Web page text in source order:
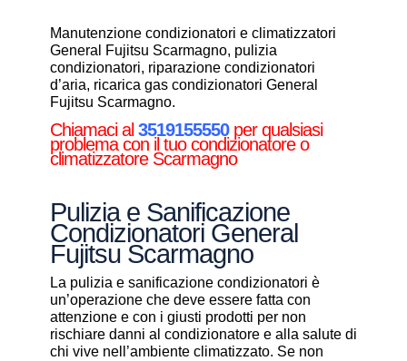
Manutenzione condizionatori e climatizzatori
General Fujitsu Scarmagno, pulizia
condizionatori, riparazione condizionatori
d’aria, ricarica gas condizionatori General
Fujitsu Scarmagno.
Chiamaci al 3519155550per qualsiasi
problema con il tuo condizionatore o
climatizzatore Scarmagno
Pulizia e Sanificazione
Condizionatori General
Fujitsu Scarmagno
La pulizia e sanificazione condizionatori è
un’operazione che deve essere fatta con
attenzione e con i giusti prodotti per non
rischiare danni al condizionatore e alla salute di
chi vive nell’ambiente climatizzato. Se non